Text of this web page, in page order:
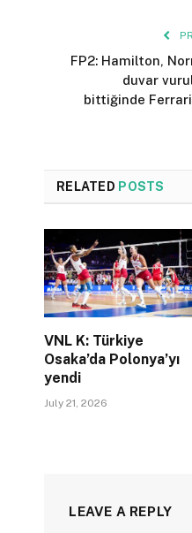
FP2: Hamilton,
duvar
bittiğinde Ferrari
RELATED POSTS
VNL K: Türkiye
Osaka’da Polonya’yı
yendi
July 21, 2026
LEAVE A REPLY